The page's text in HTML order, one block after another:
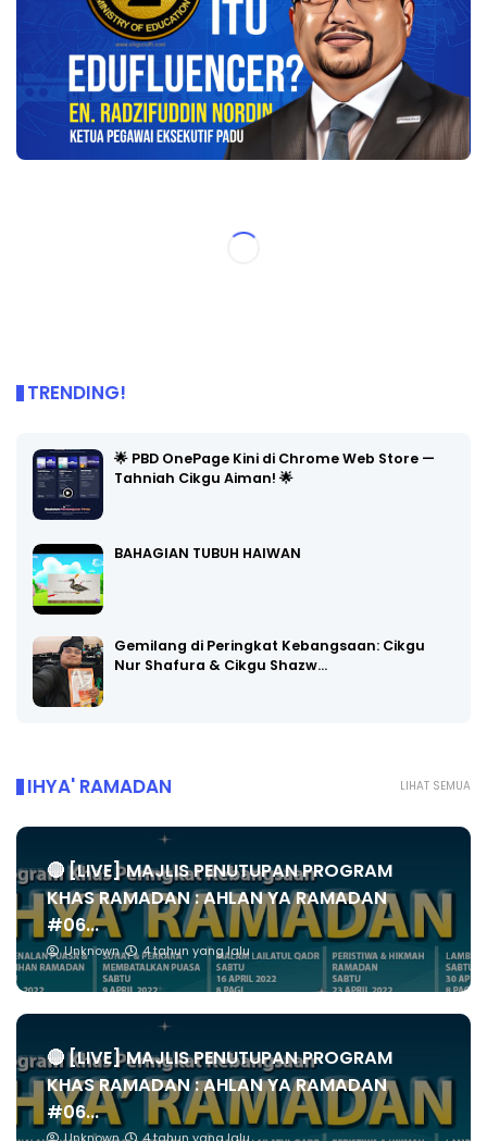
TRENDING!
🌟 PBD OnePage Kini di Chrome Web Store —
Tahniah Cikgu Aiman! 🌟
BAHAGIAN TUBUH HAIWAN
Gemilang di Peringkat Kebangsaan: Cikgu
Nur Shafura & Cikgu Shazw…
LIHAT SEMUA
IHYA' RAMADAN
🔴 [LIVE] MAJLIS PENUTUPAN PROGRAM
KHAS RAMADAN : AHLAN YA RAMADAN
#06...
Unknown 4 tahun yang lalu
🔴 [LIVE] MAJLIS PENUTUPAN PROGRAM
KHAS RAMADAN : AHLAN YA RAMADAN
#06...